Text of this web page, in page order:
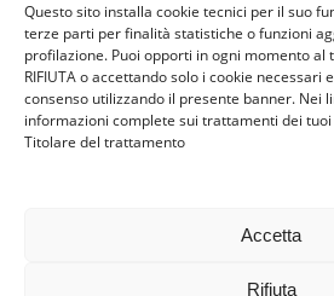
Questo sito installa cookie tecnici per il suo
terze parti per finalità statistiche o funzioni
profilazione. Puoi opporti in ogni momento al
RIFIUTA o accettando solo i cookie necessari
consenso utilizzando il presente banner. Nei
informazioni complete sui trattamenti dei
Titolare del trattamento
Accetta
Rifiuta
Famiglie per